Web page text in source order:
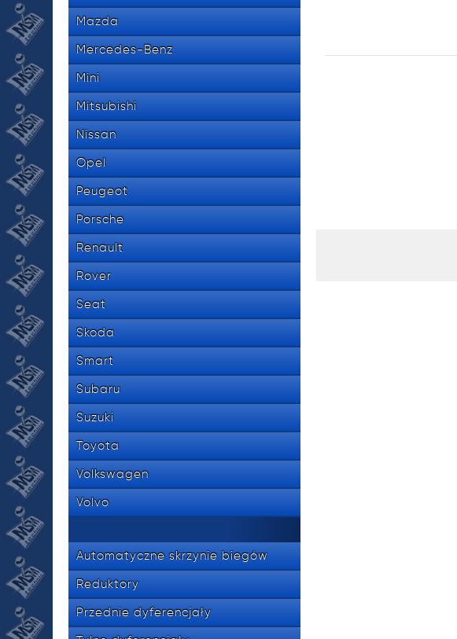
Mazda
Mercedes-Benz
Mini
Mitsubishi
Nissan
Opel
Peugeot
Porsche
Renault
Rover
Seat
Skoda
Smart
Subaru
Suzuki
Toyota
Volkswagen
Volvo
Automatyczne skrzynie biegów
Reduktory
Przednie dyferencjały